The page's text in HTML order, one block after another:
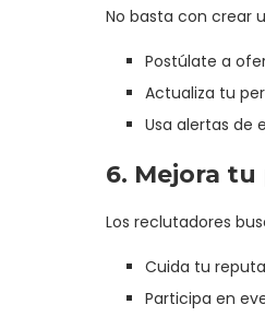
No basta con crear
Postúlate a
Actualiza tu
Usa alertas de
6. Mejora
Los reclutadores
Cuida tu
Participa en